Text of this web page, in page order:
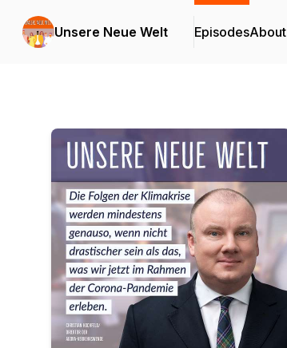
Unsere Neue Welt EpisodesAbout